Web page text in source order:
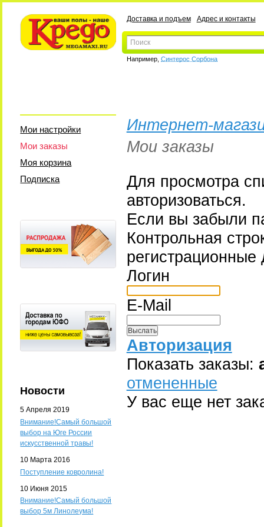
Доставка и подъем Адрес и контакты
Например, Синтерос Сорбона
Мои настройки
Мои заказы
Моя корзина
Подписка
Новости
5 Апреля 2019
Внимание!Самый большой
выбор на Юге России
искусственной травы!
10 Марта 2016
Поступление ковролина!
10 Июня 2015
Внимание!Самый большой
выбор 5м Линолеума!
Интернет-
Мои заказы
Для просмотра
авторизоваться.
Если вы забыли
Контрольная
Логин
E-Mail
Авторизация
Показать заказы:
отмененные
У вас еще нет